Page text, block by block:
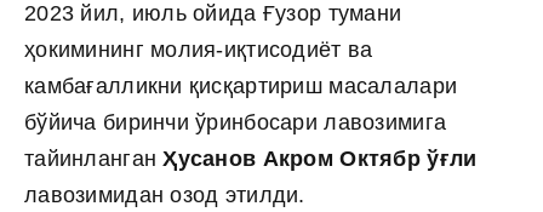
2023 йил, июль ойида Ғузор тумани
ҳокимининг молия-иқтисодиёт ва
камбағалликни қисқартириш масалалари
бўйича биринчи ўринбосари лавозимига
тайинланганҲусанов Акром Октябр ўғли
лавозимидан озод этилди.